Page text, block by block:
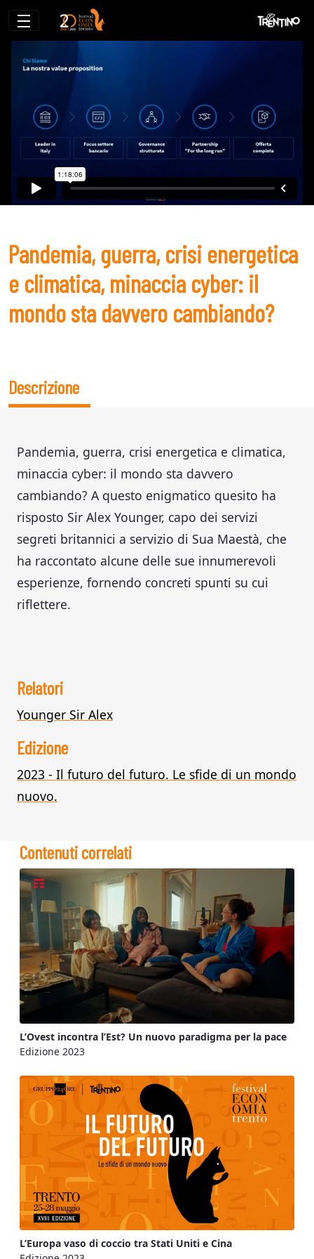
Pandemia, guerra, crisi energetica e
Pandemia, guerra, crisi energetica
e climatica, minaccia cyber: il
mondo sta davvero cambiando?
Descrizione
Pandemia, guerra, crisi energetica e climatica,
minaccia cyber: il mondo sta davvero
cambiando? A questo enigmatico quesito ha
risposto Sir Alex Younger, capo dei servizi
segreti britannici a servizio di Sua Maestà, che
ha raccontato alcune delle sue innumerevoli
esperienze, fornendo concreti spunti su cui
riflettere.
Relatori
Younger Sir Alex
Edizione
2023 - Il futuro del futuro. Le sfide di un mondo
nuovo.
Contenuti correlati
L’Ovest incontra l’Est? Un nuovo paradigma per la pace
Edizione 2023
L’Europa vaso di coccio tra Stati Uniti e Cina